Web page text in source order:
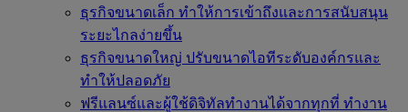
ธุรกิจขนาดเล็ก ทำให้การเข้าถึงและการสนับสนุน
ระยะไกลง่ายขึ้น
ธุรกิจขนาดใหญ่ ปรับขนาดไอทีระดับองค์กรและ
ทำให้ปลอดภัย
ฟรีแลนซ์และผู้ใช้ดิจิทัลทำงานได้จากทุกที่ ทำงาน